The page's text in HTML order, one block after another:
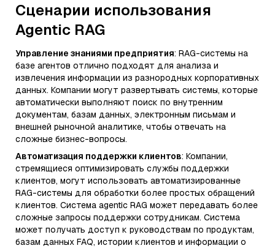
Сценарии использования
Agentic RAG
Управление знаниями предприятия: RAG-системы на
базе агентов отлично подходят для анализа и
извлечения информации из разнородных корпоративных
данных. Компании могут развертывать системы, которые
автоматически выполняют поиск по внутренним
документам, базам данных, электронным письмам и
внешней рыночной аналитике, чтобы отвечать на
сложные бизнес-вопросы.
Автоматизация поддержки клиентов: Компании,
стремящиеся оптимизировать службы поддержки
клиентов, могут использовать автоматизированные
RAG-системы для обработки более простых обращений
клиентов. Система agentic RAG может передавать более
сложные запросы поддержки сотрудникам. Система
может получать доступ к руководствам по продуктам,
базам данных FAQ, истории клиентов и информации о